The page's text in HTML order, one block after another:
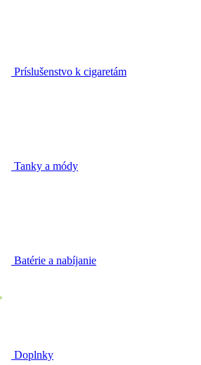
Príslušenstvo k cigaretám
Tanky a módy
Batérie a nabíjanie
Doplnky